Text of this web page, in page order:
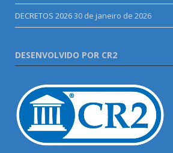
DECRETOS 202630 de janeiro de 2026
DESENVOLVIDO POR CR2